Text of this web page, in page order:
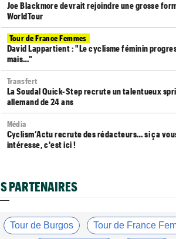
Joe Blackmore devrait rejoindre une grosse
WorldTour
Tour de France Femmes
David Lappartient : "Le cyclisme féminin
mais…"
Transfert
La Soudal Quick-Step recrute un talentueux
allemand de 24 ans
Média
Cyclism’Actu recrute des rédacteurs… si ça
intéresse, c'est ici !
infos
La startlist complète du Tour Femmes... déjà 16
abandons
PARTENAIRES
Tour de Burgos Tour de France